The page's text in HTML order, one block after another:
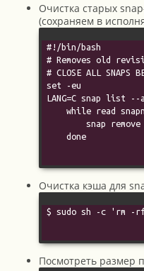
Очистка старых
(сохраняем в
#!/bin/bash
# Removes old
# CLOSE ALL SNAPS
set -eu
LANG=C snap
while read
snap remove
    done
Очистка кэша для
$ sudo sh -c 'rm -
Посмотреть размер